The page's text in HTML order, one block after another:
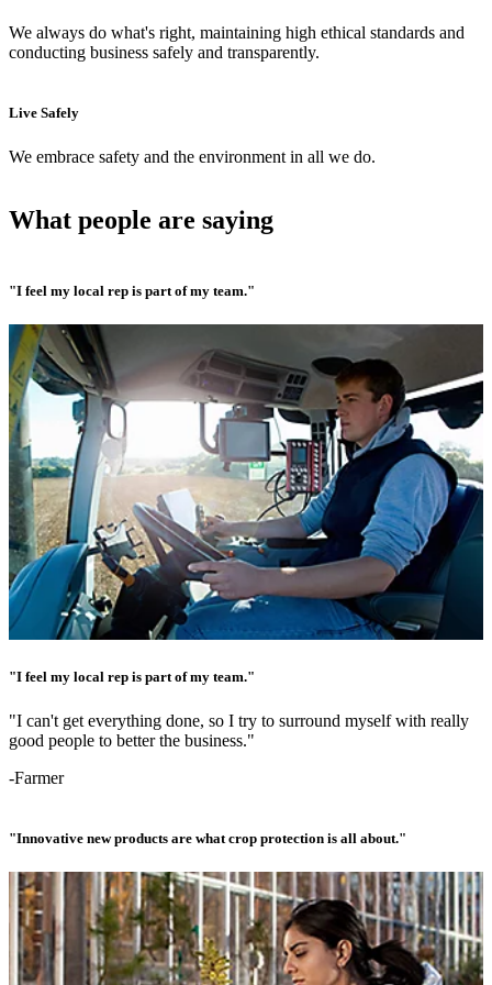
We always do what's right, maintaining high ethical standards and
conducting business safely and transparently.
Live Safely
We embrace safety and the environment in all we do.
What people are saying
"I feel my local rep is part of my team."
"I feel my local rep is part of my team."
"I can't get everything done, so I try to surround myself with really
good people to better the business."
-Farmer
"Innovative new products are what crop protection is all about."